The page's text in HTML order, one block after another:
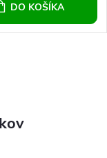
DO KOŠÍKA